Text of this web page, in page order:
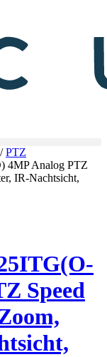
/PTZ
4MP Analog PTZ
IR-Nachtsicht,
Speed